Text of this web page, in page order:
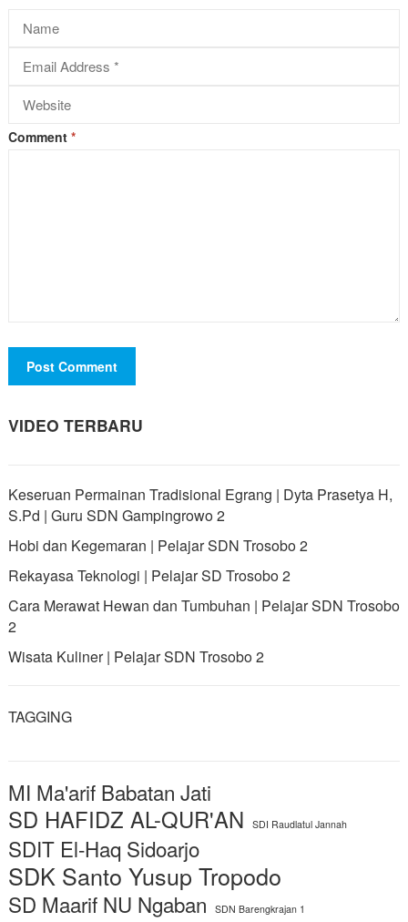
Comment *
VIDEO TERBARU
Keseruan Permainan Tradisional Egrang | Dyta Prasetya H,
S.Pd | Guru SDN Gampingrowo 2
Hobi dan Kegemaran | Pelajar SDN Trosobo 2
Rekayasa Teknologi | Pelajar SD Trosobo 2
Cara Merawat Hewan dan Tumbuhan | Pelajar SDN Trosobo
2
Wisata Kuliner | Pelajar SDN Trosobo 2
TAGGING
MI Ma'arif Babatan Jati
SD HAFIDZ AL-QUR'AN SDI Raudlatul Jannah
SDIT El-Haq Sidoarjo
SDK Santo Yusup Tropodo
SD Maarif NU Ngaban SDN Barengkrajan 1